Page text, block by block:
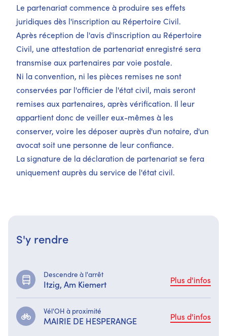
Le partenariat commence à produire ses effets
juridiques dès l'inscription au Répertoire Civil.
Après réception de l'avis d'inscription au Répertoire
Civil, une attestation de partenariat enregistré sera
transmise aux partenaires par voie postale.
Ni la convention, ni les pièces remises ne sont
conservées par l'officier de l'état civil, mais seront
remises aux partenaires, après vérification. Il leur
appartient donc de veiller eux-mêmes à les
conserver, voire les déposer auprès d'un notaire, d'un
avocat soit une personne de leur confiance.
La signature de la déclaration de partenariat se fera
uniquement auprès du service de l'état civil.
S'y rendre
Descendre à l'arrêt
Itzig, Am Kiemert Plus d'infos
Vél'OH à proximité
MAIRIE DE HESPERANGE Plus d'infos